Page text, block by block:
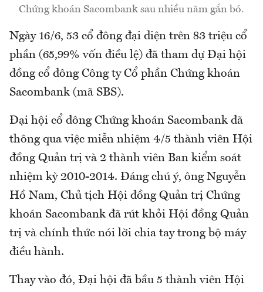
Chứng khoán Sacombank sau nhiều năm gắn bó.
Ngày 16/6, 53 cổ đông đại diện trên 83 triệu cổ
phần (65,99% vốn điều lệ) đã tham dự Đại hội
đồng cổ đông Công ty Cổ phần Chứng khoán
Sacombank (mã SBS).
Đại hội cổ đông Chứng khoán Sacombank đã
thông qua việc miễn nhiệm 4/5 thành viên Hội
đồng Quản trị và 2 thành viên Ban kiểm soát
nhiệm kỳ 2010-2014. Đáng chú ý, ông Nguyễn
Hồ Nam, Chủ tịch Hội đồng Quản trị Chứng
khoán Sacombank đã rút khỏi Hội đồng Quản
trị và chính thức nói lời chia tay trong bộ máy
điều hành.
Thay vào đó, Đại hội đã bầu 5 thành viên Hội